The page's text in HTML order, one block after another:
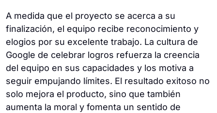
A medida que el proyecto se acerca a su
finalización, el equipo recibe reconocimiento y
elogios por su excelente trabajo. La cultura de
Google de celebrar logros refuerza la creencia
del equipo en sus capacidades y los motiva a
seguir empujando límites. El resultado exitoso no
solo mejora el producto, sino que también
aumenta la moral y fomenta un sentido de